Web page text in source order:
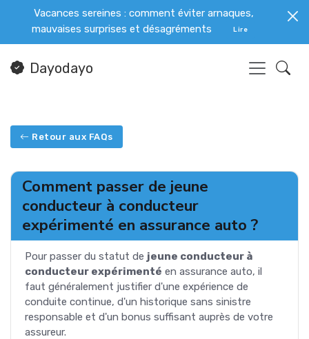
Vacances sereines : comment éviter arnaques,
mauvaises surprises et désagréments
Lire
Dayodayo
Retour aux FAQs
Comment passer de jeune
conducteur à conducteur
expérimenté en assurance auto ?
Pour passer du statut de jeune conducteur à
conducteur expérimenté en assurance auto, il
faut généralement justifier d'une expérience de
conduite continue, d'un historique sans sinistre
responsable et d'un bonus suffisant auprès de votre
assureur.